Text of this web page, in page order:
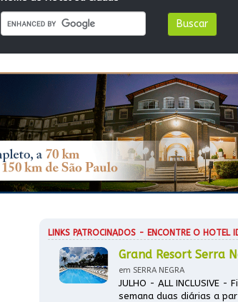
LINKS PATROCINADOS - ENCONTRE O HOTEL
Grand Resort Serra
em SERRA NEGRA
JULHO - ALL INCLUSIVE -
semana duas diárias a